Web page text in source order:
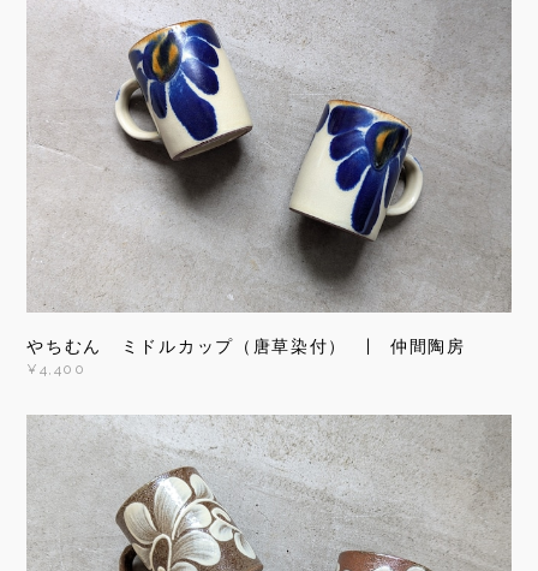
やちむん ミドルカップ（唐草染付） | 仲間陶房
¥4,400